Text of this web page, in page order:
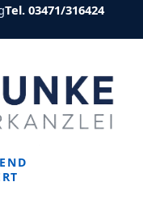
Tel. 03471/316424